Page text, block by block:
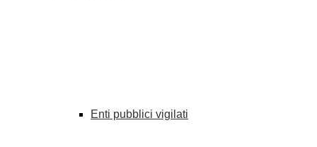
Enti pubblici vigilati